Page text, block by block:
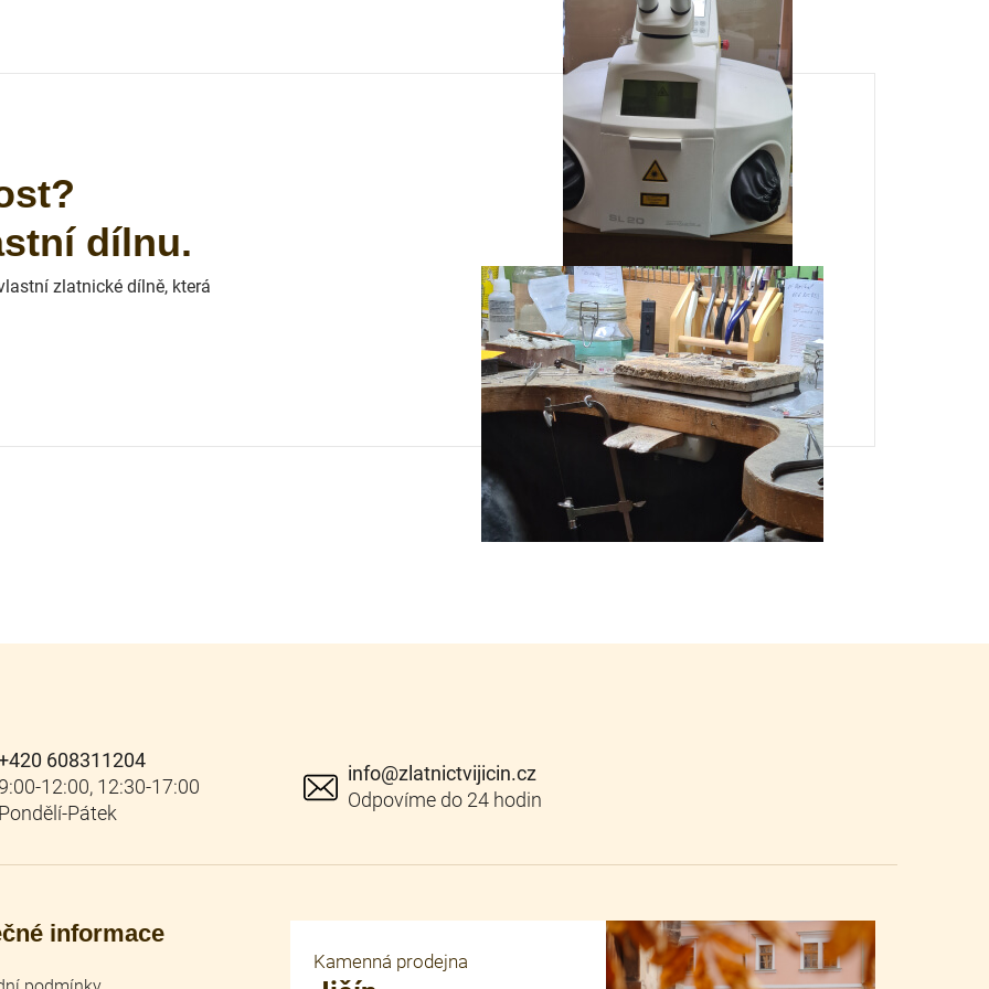
dílnu.
zlatnické dílně, která
info@zlatnictvijicin.cz
608311204
informace
Kamenná prodejna